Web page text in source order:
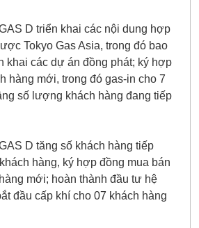
D triển khai các nội dung hợp
Tokyo Gas Asia, trong đó bao
khai các dự án đồng phát; ký hợp
hàng mới, trong đó gas-in cho 7
số lượng khách hàng đang tiếp
D tăng số khách hàng tiếp
hàng, ký hợp đồng mua bán
mới; hoàn thành đầu tư hệ
đầu cấp khí cho 07 khách hàng